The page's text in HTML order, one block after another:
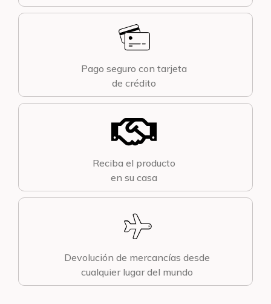
Pago seguro con tarjeta
de crédito
Reciba el producto
en su casa
Devolución de mercancías desde
cualquier lugar del mundo